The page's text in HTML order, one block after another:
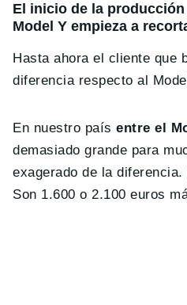
El inicio de la
Model Y empieza a
Hasta ahora el cliente que
diferencia respecto al
En nuestro paísentre el
demasiado grande para
exagerado de la
Son 1.600 o 2.100 euros